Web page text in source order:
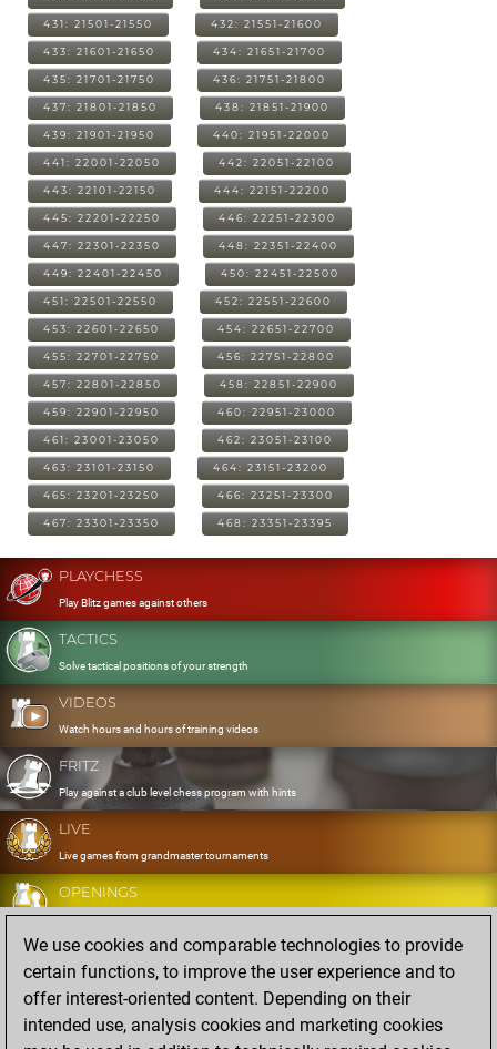
431: 21501-21550 432: 21551-21600
433: 21601-21650 434: 21651-21700
435: 21701-21750 436: 21751-21800
437: 21801-21850 438: 21851-21900
439: 21901-21950 440: 21951-22000
441: 22001-22050 442: 22051-22100
443: 22101-22150 444: 22151-22200
445: 22201-22250 446: 22251-22300
447: 22301-22350 448: 22351-22400
449: 22401-22450 450: 22451-22500
451: 22501-22550 452: 22551-22600
453: 22601-22650 454: 22651-22700
455: 22701-22750 456: 22751-22800
457: 22801-22850 458: 22851-22900
459: 22901-22950 460: 22951-23000
461: 23001-23050 462: 23051-23100
463: 23101-23150 464: 23151-23200
465: 23201-23250 466: 23251-23300
467: 23301-23350 468: 23351-23395
PLAYCHESS
Play Blitz games against others
TACTICS
Solve tactical positions of your strength
VIDEOS
Watch hours and hours of training videos
FRITZ
Play against a club level chess program with hints
LIVE
Live games from grandmaster tournaments
OPENINGS
Develop and exercise your openings
DATABASE
Eight million strong games
MYGAMES
Store and analyse your own games in the cloud
We use cookies and comparable technologies to provide
certain functions, to improve the user experience and to
offer interest-oriented content. Depending on their
intended use, analysis cookies and marketing cookies